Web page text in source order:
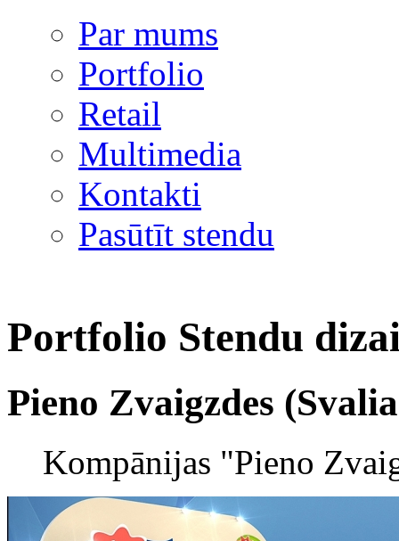
Par mums
Portfolio
Retail
Multimedia
Kontakti
Pasūtīt stendu
Portfolio Stendu
Pieno Zvaigzdes
Kompānijas "Pieno